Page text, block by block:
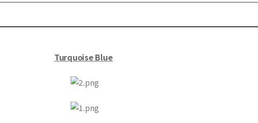
ニ
TurquoiseBlue